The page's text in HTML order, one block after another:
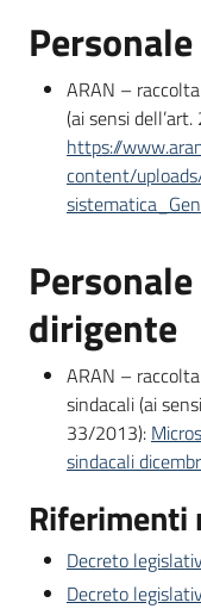
ARAN –
(ai sensi
https://
content/
dirigente
ARAN –
sindacali (ai
33/2013):
sindacali
Riferimenti
Decreto
Decreto